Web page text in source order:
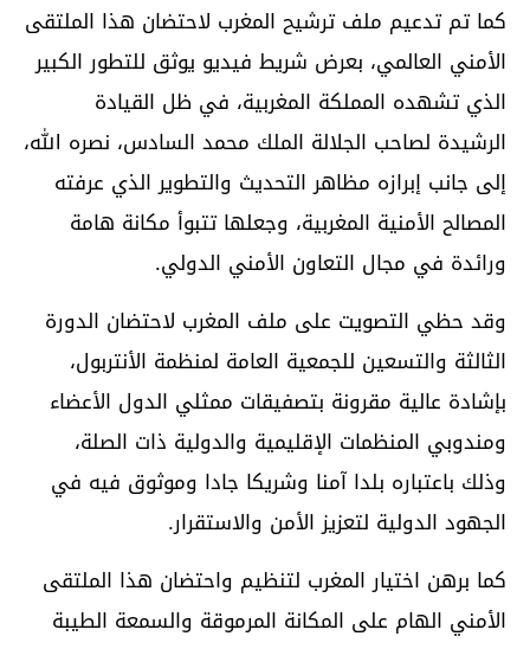
كما تم تدعيم ملف ترشيح المغرب لاحتضان هذا الملتقى
الأمني العالمي، بعرض شريط فيديو يوثق للتطور الكبير
الذي تشهده المملكة المغربية، في ظل القيادة
الرشيدة لصاحب الجلالة الملك محمد السادس، نصره الله،
إلى جانب إبرازه مظاهر التحديث والتطوير الذي عرفته
المصالح الأمنية المغربية، وجعلها تتبوأ مكانة هامة
ورائدة في مجال التعاون الأمني الدولي.
وقد حظي التصويت على ملف المغرب لاحتضان الدورة
الثالثة والتسعين للجمعية العامة لمنظمة الأنتربول،
بإشادة عالية مقرونة بتصفيقات ممثلي الدول الأعضاء
ومندوبي المنظمات الإقليمية والدولية ذات الصلة،
وذلك باعتباره بلدا آمنا وشريكا جادا وموثوق فيه في
الجهود الدولية لتعزيز الأمن والاستقرار.
كما برهن اختيار المغرب لتنظيم واحتضان هذا الملتقى
الأمني الهام على المكانة المرموقة والسمعة الطيبة